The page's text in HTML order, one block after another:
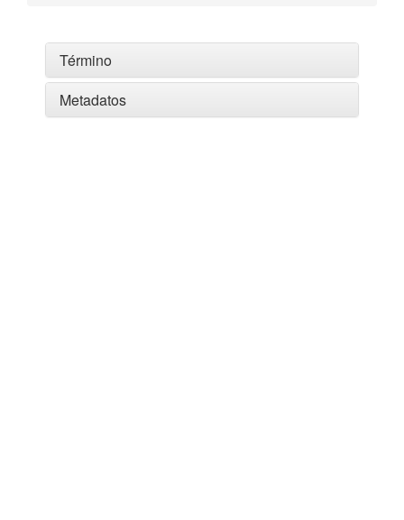
Término
Metadatos